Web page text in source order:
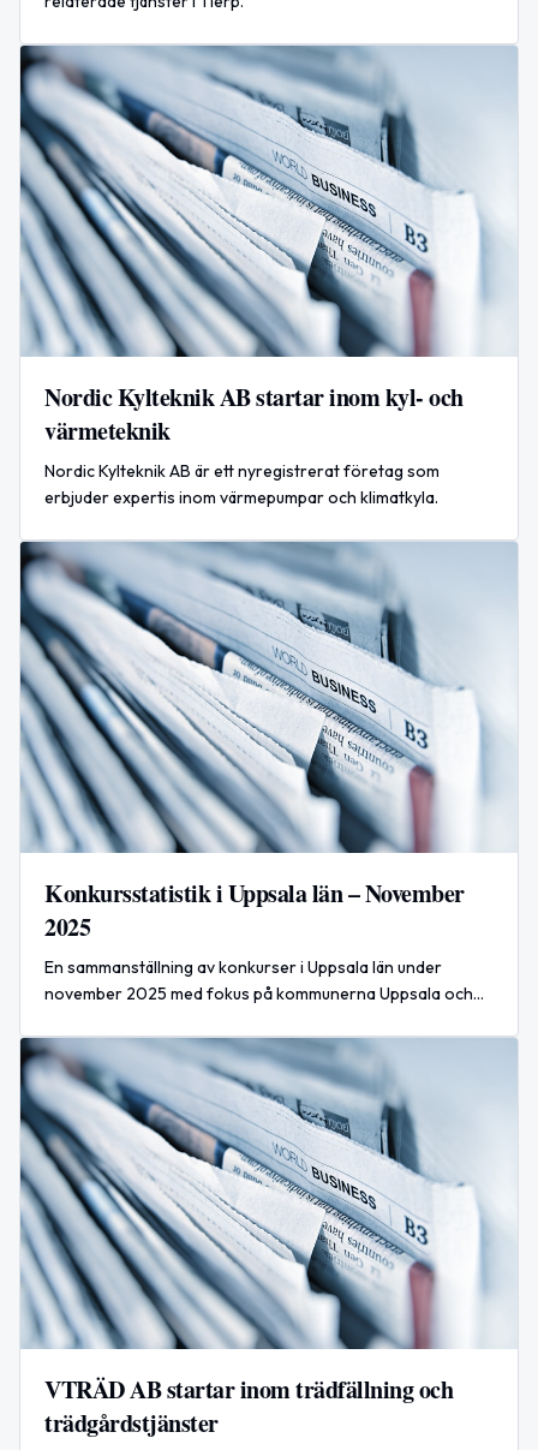
Nordic Kylteknik AB startar inom kyl- och
värmeteknik
Nordic Kylteknik AB är ett nyregistrerat företag som
erbjuder expertis inom värmepumpar och klimatkyla.
Konkursstatistik i Uppsala län – November
2025
En sammanställning av konkurser i Uppsala län under
november 2025 med fokus på kommunerna Uppsala och
området.
VTRÄD AB startar inom trädfällning och
trädgårdstjänster